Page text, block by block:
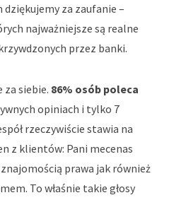
za zaufanie –
najważniejsze są realne
przez banki.
siebie. 86% osób poleca
opiniach i tylko 7
rzeczywiście stawia na
z klientów: Pani mecenas
prawa jak również
. To właśnie takie głosy